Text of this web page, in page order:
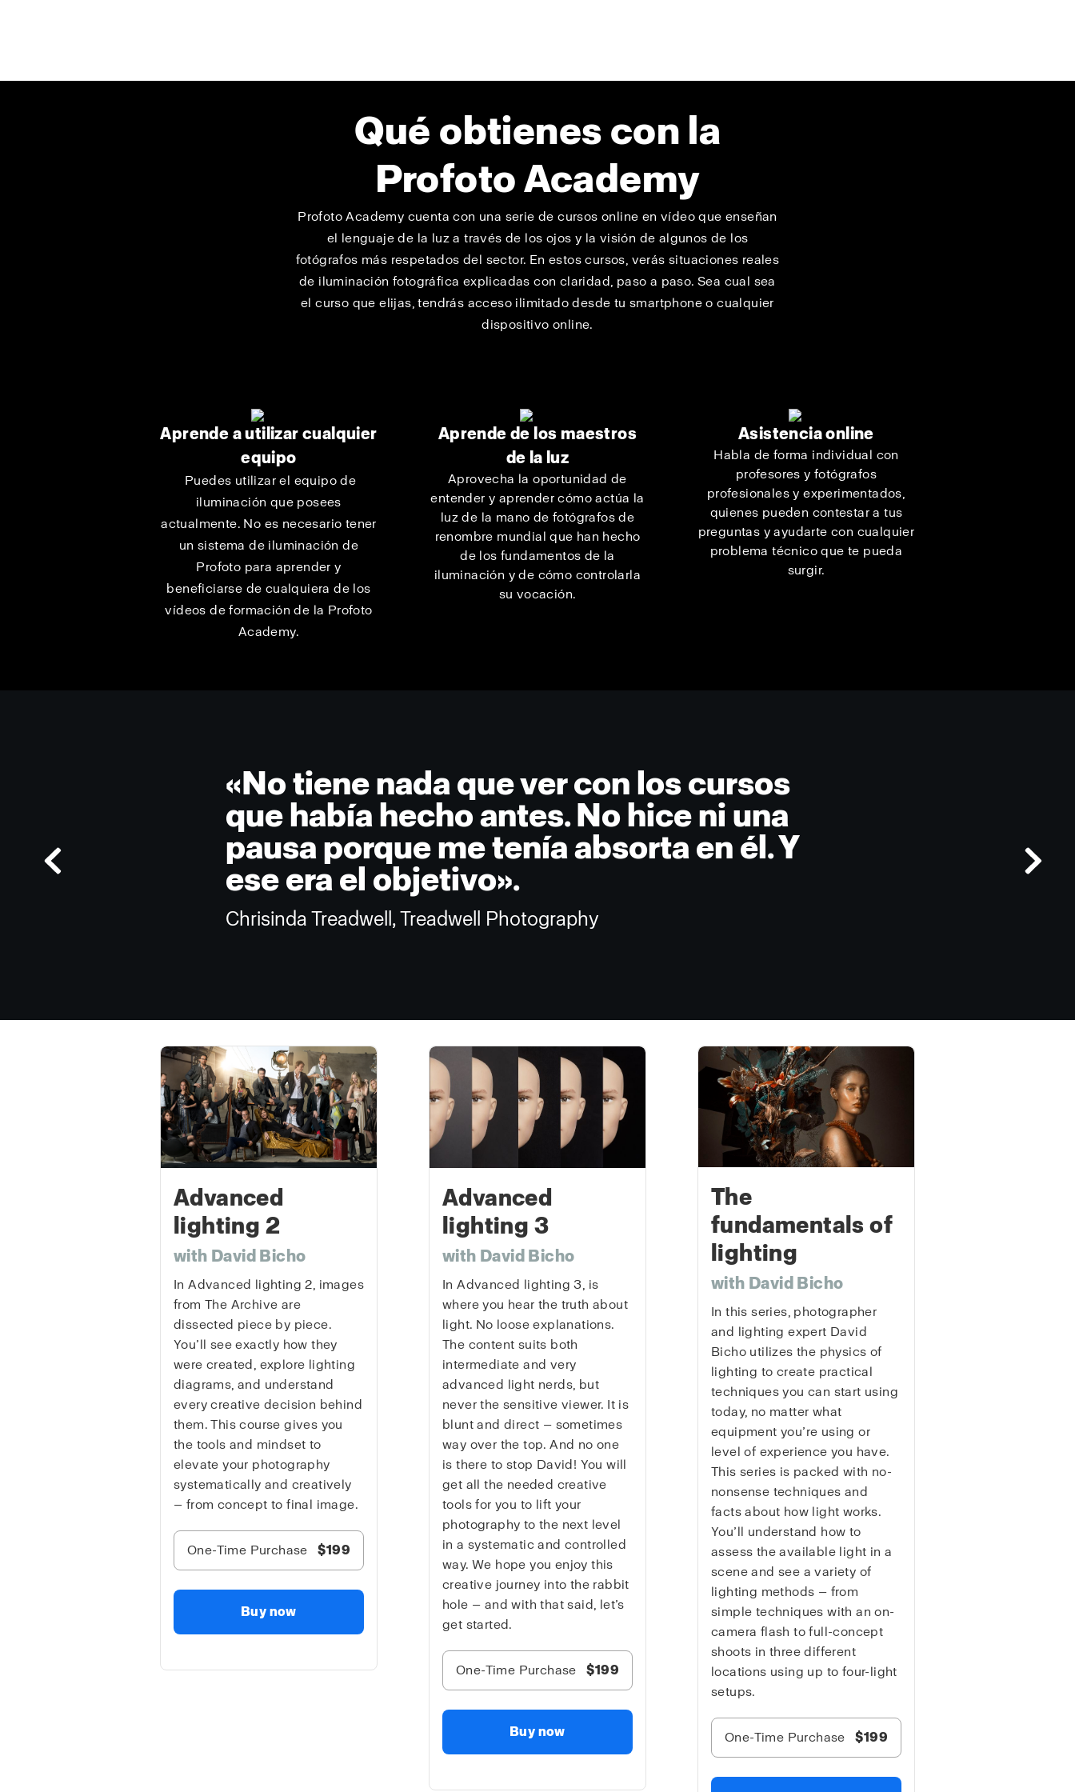
Qué obtienes con la
Profoto Academy
Profoto Academy cuenta con una serie de cursos online en vídeo que enseñan
el lenguaje de la luz a través de los ojos y la visión de algunos de los
fotógrafos más respetados del sector. En estos cursos, verás situaciones reales
de iluminación fotográfica explicadas con claridad, paso a paso. Sea cual sea
el curso que elijas, tendrás acceso ilimitado desde tu smartphone o cualquier
dispositivo online.
Aprende a utilizar cualquier
equipo
Puedes utilizar el equipo de
iluminación que posees
actualmente. No es necesario tener
un sistema de iluminación de
Profoto para aprender y
beneficiarse de cualquiera de los
vídeos de formación de la Profoto
Academy.
Aprende de los maestros
de la luz
Aprovecha la oportunidad de
entender y aprender cómo actúa la
luz de la mano de fotógrafos de
renombre mundial que han hecho
de los fundamentos de la
iluminación y de cómo controlarla
su vocación.
Asistencia online
Habla de forma individual con
profesores y fotógrafos
profesionales y experimentados,
quienes pueden contestar a tus
preguntas y ayudarte con cualquier
problema técnico que te pueda
surgir.
«No tiene nada que ver con los cursos
que había hecho antes. No hice ni una
pausa porque me tenía absorta en él. Y
ese era el objetivo».
Chrisinda Treadwell, Treadwell Photography
Advanced
lighting 2
with David Bicho
In Advanced lighting 2, images
from The Archive are
dissected piece by piece.
You’ll see exactly how they
were created, explore lighting
diagrams, and understand
every creative decision behind
them. This course gives you
the tools and mindset to
elevate your photography
systematically and creatively
— from concept to final image.
One-Time Purchase $199
Buy now
Advanced
lighting 3
with David Bicho
In Advanced lighting 3, is
where you hear the truth about
light. No loose explanations.
The content suits both
intermediate and very
advanced light nerds, but
never the sensitive viewer. It is
blunt and direct — sometimes
way over the top. And no one
is there to stop David! You will
get all the needed creative
tools for you to lift your
photography to the next level
in a systematic and controlled
way. We hope you enjoy this
creative journey into the rabbit
hole — and with that said, let’s
get started.
One-Time Purchase $199
Buy now
The
fundamentals of
lighting
with David Bicho
In this series, photographer
and lighting expert David
Bicho utilizes the physics of
lighting to create practical
techniques you can start using
today, no matter what
equipment you’re using or
level of experience you have.
This series is packed with no-
nonsense techniques and
facts about how light works.
You’ll understand how to
assess the available light in a
scene and see a variety of
lighting methods — from
simple techniques with an on-
camera flash to full-concept
shoots in three different
locations using up to four-light
setups.
One-Time Purchase $199